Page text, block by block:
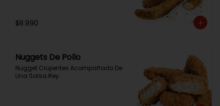
$8.990
Nuggets De Pollo
Nugget Crujientes Acompañado De
Una Salsa Rey.